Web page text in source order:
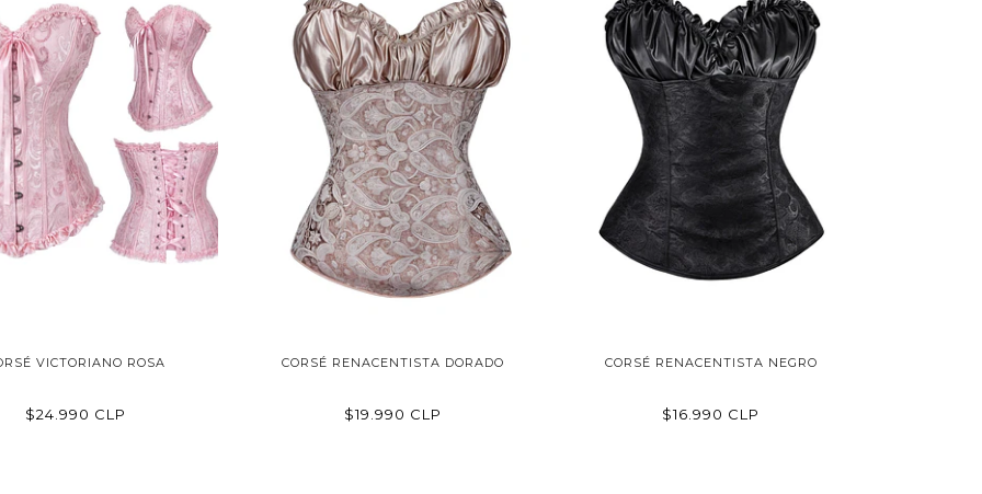
VICTORIANO ROSA
$24.990 CLP
CORSÉ RENACENTISTA DORADO
$19.990 CLP
CORSÉ RENACENTISTA NEGRO
$16.990 CLP